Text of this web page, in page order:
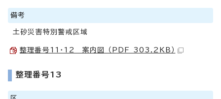
備考
土砂災害特別警戒区域
整理番号11・12 案内図 （PDF 303.2KB）
整理番号13